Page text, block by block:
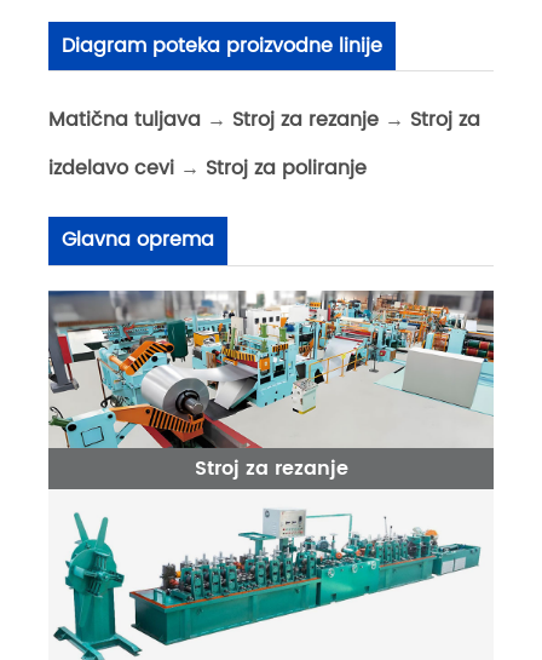
Diagram poteka proizvodne linije
Matična tuljava → Stroj za rezanje → Stroj za
izdelavo cevi → Stroj za poliranje
Glavna oprema
Stroj za rezanje